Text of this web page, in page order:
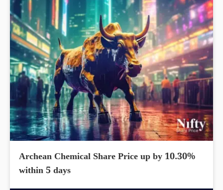
Archean Chemical Share Price up by 10.30%
within 5 days